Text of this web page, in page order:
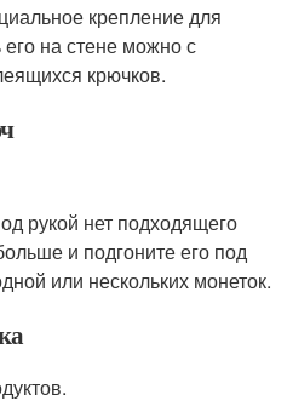
крепление для
на стене можно с
крючков.
рукой нет подходящего
и подгоните его под
или нескольких монеток.